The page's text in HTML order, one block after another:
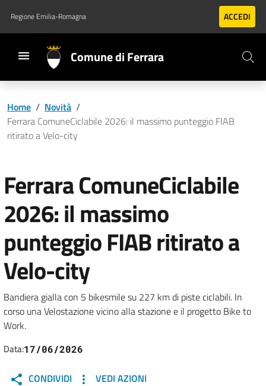
Vai al contenuto principale
Vai al footer
Regione Emilia-Romagna ACCEDI
Comune di Ferrara
Home / Novità /
Ferrara ComuneCiclabile 2026: il massimo punteggio FIAB
ritirato a Velo-city
Ferrara ComuneCiclabile
2026: il massimo
punteggio FIAB ritirato a
Velo-city
Bandiera gialla con 5 bikesmile su 227 km di piste ciclabili. In
corso una Velostazione vicino alla stazione e il progetto Bike to
Work.
Data:17/06/2026
CONDIVIDI VEDI AZIONI